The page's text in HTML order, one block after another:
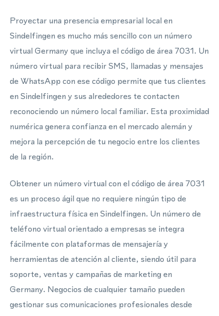
Proyectar una presencia empresarial local en
Sindelfingen es mucho más sencillo con un número
virtual Germany que incluya el código de área 7031. Un
número virtual para recibir SMS, llamadas y mensajes
de WhatsApp con ese código permite que tus clientes
en Sindelfingen y sus alrededores te contacten
reconociendo un número local familiar. Esta proximidad
numérica genera confianza en el mercado alemán y
mejora la percepción de tu negocio entre los clientes
de la región.
Obtener un número virtual con el código de área 7031
es un proceso ágil que no requiere ningún tipo de
infraestructura física en Sindelfingen. Un número de
teléfono virtual orientado a empresas se integra
fácilmente con plataformas de mensajería y
herramientas de atención al cliente, siendo útil para
soporte, ventas y campañas de marketing en
Germany. Negocios de cualquier tamaño pueden
gestionar sus comunicaciones profesionales desde